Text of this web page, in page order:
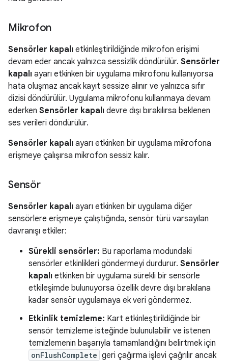
Mikrofon
Sensörler kapalı etkinleştirildiğinde mikrofon erişimi
devam eder ancak yalnızca sessizlik döndürülür. Sensörler
kapalı ayarı etkinken bir uygulama mikrofonu kullanıyorsa
hata oluşmaz ancak kayıt sessize alınır ve yalnızca sıfır
dizisi döndürülür. Uygulama mikrofonu kullanmaya devam
ederken Sensörler kapalı devre dışı bırakılırsa beklenen
ses verileri döndürülür.
Sensörler kapalı ayarı etkinken bir uygulama mikrofona
erişmeye çalışırsa mikrofon sessiz kalır.
Sensör
Sensörler kapalı ayarı etkinken bir uygulama diğer
sensörlere erişmeye çalıştığında, sensör türü varsayılan
davranışı etkiler:
Sürekli sensörler: Bu raporlama modundaki
sensörler etkinlikleri göndermeyi durdurur. Sensörler
kapalı etkinken bir uygulama sürekli bir sensörle
etkileşimde bulunuyorsa özellik devre dışı bırakılana
kadar sensör uygulamaya ek veri göndermez.
Etkinlik temizleme: Kart etkinleştirildiğinde bir
sensör temizleme isteğinde bulunulabilir ve istenen
temizlemenin başarıyla tamamlandığını belirtmek için
onFlushComplete geri çağırma işlevi çağrılır ancak